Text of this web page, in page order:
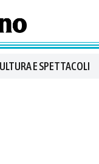
E SPETTACOLI